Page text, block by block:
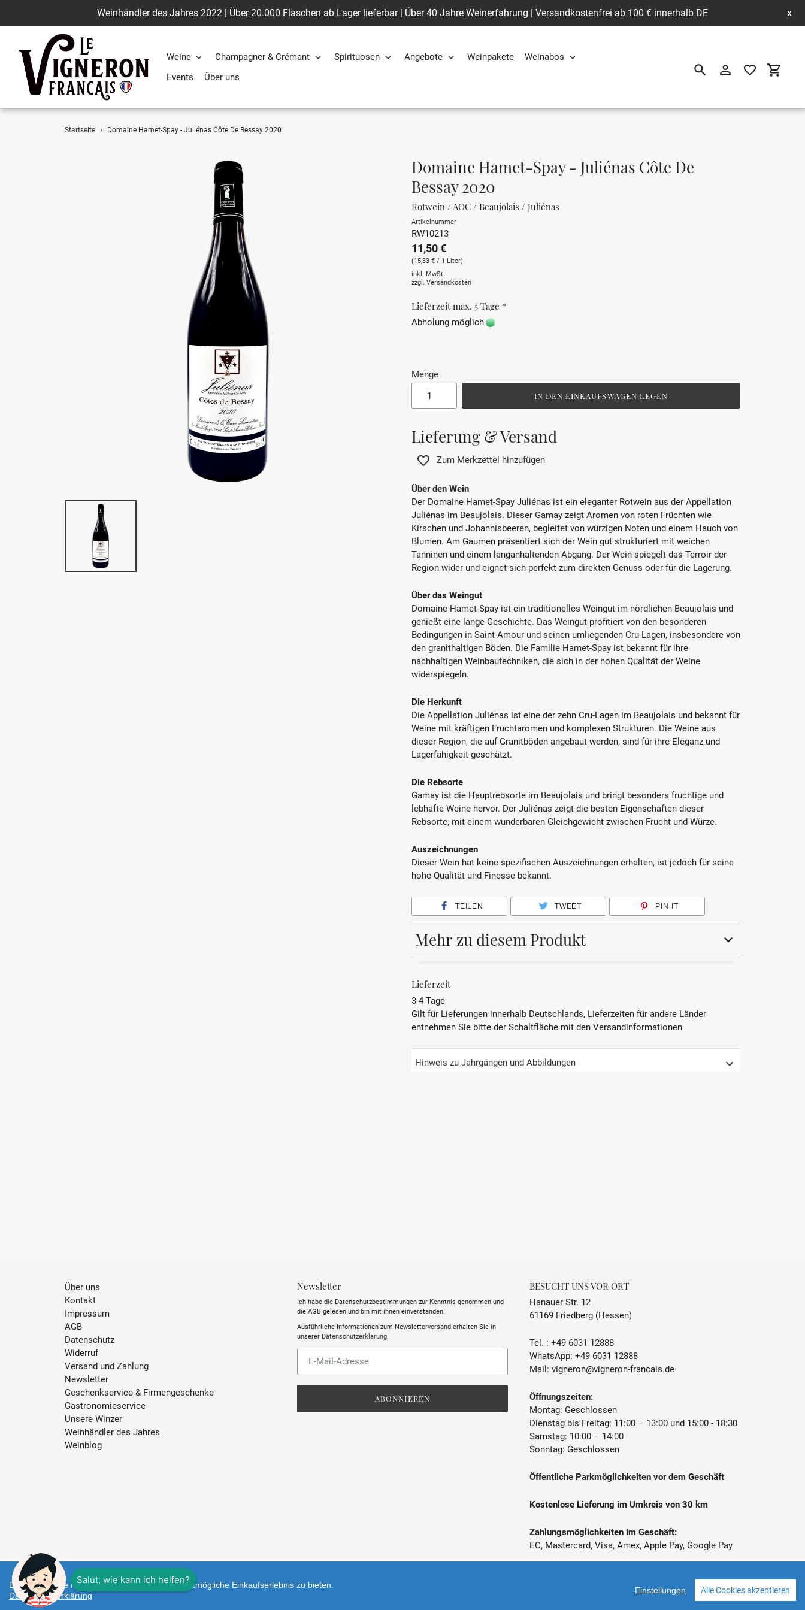
Weinhändler des Jahres 2022 | Über 20.000 Flaschen ab Lager lieferbar | Über 40 Jahre Weinerfahrung | Versandkostenfrei ab 100 € innerhalb DE x
Weine Champagner & Crémant Spirituosen Angebote Weinpakete
Weinabos
Events
Über uns SuchenEinloggen
Startseite › Domaine Hamet-Spay - Juliénas Côte De Bessay 2020
Domaine Hamet-Spay - Juliénas Côte De
Bessay 2020
Rotwein / AOC / Beaujolais / Juliénas
Artikelnummer
RW10213
11,50 €
(15,33 € / 1 Liter)
inkl. MwSt.
zzgl. Versandkosten
Lieferzeit max. 5 Tage *
Abholung möglich
Menge
IN DEN EINKAUFSWAGEN LEGEN
Lieferung & Versand
Zum Merkzettel hinzufügen
Über den Wein
Der Domaine Hamet-Spay Juliénas ist ein eleganter Rotwein aus der Appellation
Juliénas im Beaujolais. Dieser Gamay zeigt Aromen von roten Früchten wie
Kirschen und Johannisbeeren, begleitet von würzigen Noten und einem Hauch von
Blumen. Am Gaumen präsentiert sich der Wein gut strukturiert mit weichen
Tanninen und einem langanhaltenden Abgang. Der Wein spiegelt das Terroir der
Region wider und eignet sich perfekt zum direkten Genuss oder für die Lagerung.
Über das Weingut
Domaine Hamet-Spay ist ein traditionelles Weingut im nördlichen Beaujolais und
genießt eine lange Geschichte. Das Weingut profitiert von den besonderen
Bedingungen in Saint-Amour und seinen umliegenden Cru-Lagen, insbesondere von
den granithaltigen Böden. Die Familie Hamet-Spay ist bekannt für ihre
nachhaltigen Weinbautechniken, die sich in der hohen Qualität der Weine
widerspiegeln.
Die Herkunft
Die Appellation Juliénas ist eine der zehn Cru-Lagen im Beaujolais und bekannt für
Weine mit kräftigen Fruchtaromen und komplexen Strukturen. Die Weine aus
dieser Region, die auf Granitböden angebaut werden, sind für ihre Eleganz und
Lagerfähigkeit geschätzt.
Die Rebsorte
Gamay ist die Hauptrebsorte im Beaujolais und bringt besonders fruchtige und
lebhafte Weine hervor. Der Juliénas zeigt die besten Eigenschaften dieser
Rebsorte, mit einem wunderbaren Gleichgewicht zwischen Frucht und Würze.
Auszeichnungen
Dieser Wein hat keine spezifischen Auszeichnungen erhalten, ist jedoch für seine
hohe Qualität und Finesse bekannt.
TEILEN TWEET PIN IT
Mehr zu diesem Produkt
REBSORTE
JAHRGANG 2020
PRÄDIKAT AOP
14 °C - 16 °C
enthält Sulfite
ABFÜLLER / IMPORTEUR
Domaine Hamet-Spay, 71570 Saint-
Amour-Bellevue, Frankreich
Lieferzeit
3-4 Tage
Gilt für Lieferungen innerhalb Deutschlands, Lieferzeiten für andere Länder
entnehmen Sie bitte der Schaltfläche mit den Versandinformationen
Hinweis zu Jahrgängen und Abbildungen
Über uns
Kontakt
Impressum
AGB
Datenschutz
Widerruf
Versand und Zahlung
Newsletter
Geschenkservice & Firmengeschenke
Gastronomieservice
Unsere Winzer
Weinhändler des Jahres
Weinblog
Newsletter
Ich habe die Datenschutzbestimmungen zur Kenntnis genommen und
die AGB gelesen und bin mit ihnen einverstanden.
Ausführliche Informationen zum Newsletterversand erhalten Sie in
unserer Datenschutzerklärung
ABONNIEREN
BESUCHT UNS VOR ORT
Hanauer Str. 12
61169 Friedberg (Hessen)
Tel. : +49 6031 12888
WhatsApp: +49 6031 12888
Mail: vigneron@vigneron-francais.de
Öffnungszeiten:
Montag: Geschlossen
Dienstag bis Freitag: 11:00 – 13:00 und 15:00 - 18:30
Samstag: 10:00 – 14:00
Sonntag: Geschlossen
Öffentliche Parkmöglichkeiten vor dem Geschäft
Kostenlose Lieferung im Umkreis von 30 km
Zahlungsmöglichkeiten im Geschäft:
EC, Mastercard, Visa, Amex, Apple Pay, Google Pay
Diese Webseite nutzt Cookies um Ihnen das bestmögliche Einkaufserlebnis zu bieten.
Datenschutzerklärung
Einstellungen Alle Cookies akzeptieren